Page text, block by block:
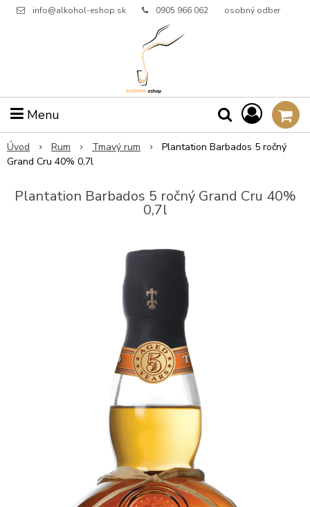
info@alkohol-eshop.sk 0905 966 062 osobný odber
Menu
Úvod Rum Tmavý rum
Plantation Barbados 5 ročný
Grand Cru 40% 0,7l
Plantation Barbados 5 ročný Grand Cru 40%
0,7l